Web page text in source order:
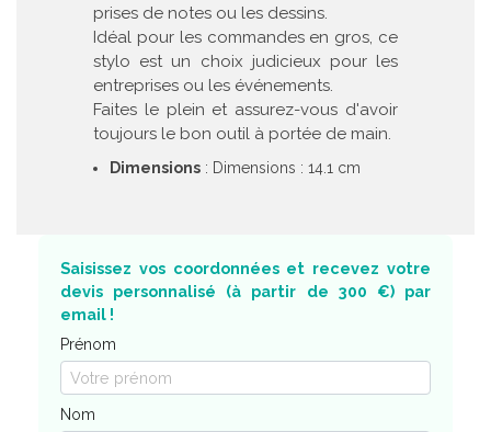
prises de notes ou les dessins.
Idéal pour les commandes en gros, ce
stylo est un choix judicieux pour les
entreprises ou les événements.
Faites le plein et assurez-vous d'avoir
toujours le bon outil à portée de main.
Dimensions : Dimensions : 14.1 cm
Saisissez vos coordonnées et recevez votre
devis personnalisé (à partir de 300 €) par
email !
Prénom
Nom